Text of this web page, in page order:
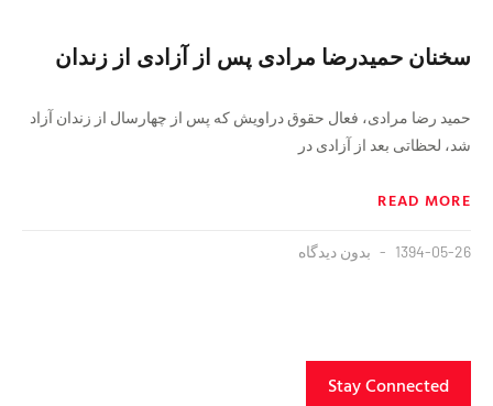
سخنان حمیدرضا مرادی پس از آزادی از زندان
حمید رضا مرادی، فعال حقوق دراويش كه پس از چهارسال از زندان آزاد
شد، لحظاتی بعد از آزادی در
READ MORE
1394-05-26 بدون دیدگاه
Stay Connected